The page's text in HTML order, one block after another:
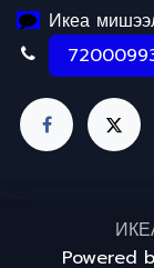
Икеа
Powered